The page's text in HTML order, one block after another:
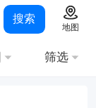
搜索
地图
筛选